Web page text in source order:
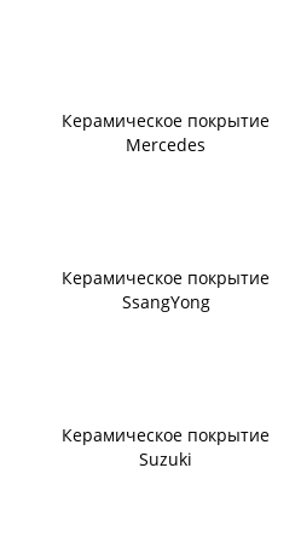
Керамическое покрытие
Mercedes
Керамическое покрытие
SsangYong
Керамическое покрытие
Suzuki